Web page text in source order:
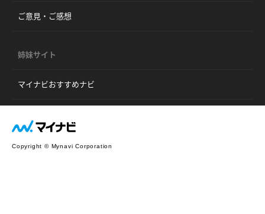
ご意見・ご感想
姉妹サイト
マイナビおすすめナビ
Copyright © Mynavi Corporation